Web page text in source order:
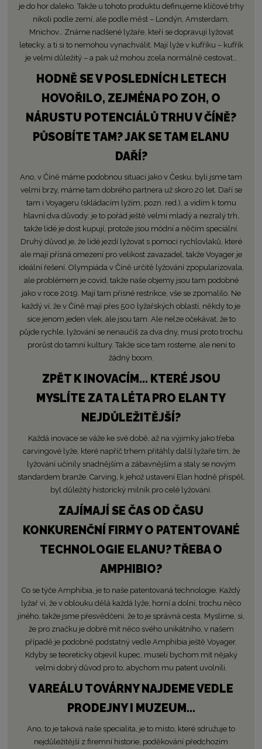
je do hor daleko. Takže u tohoto produktu definujeme klíčové trhy
nikoli podle zemí, ale podle měst – Londýn, Amsterdam,
Mnichov… Známe nadšené lyžaře, kteří se dopravují lyžovat
letecky, a ti si to nemohou vynachválit. Mají lyže v kufříku – kufřík
je velmi důležitý – a pak už mohou zcela normálně cestovat…
HODNĚ SE V POSLEDNÍCH LETECH
HOVOŘILO, ZEJMÉNA PO ZOH, O
NÁRUSTU POTENCIÁLŮ TRHU V ČÍNĚ?
PŮSOBÍTE TAM? JAK SE TAM ELANU
DAŘÍ?
Ano, v Číně máme podobnou situaci jako v Česku, byli jsme tam
velmi brzy, máme tam dobrého partnera už skoro 20 let. Daří se
tam i Voyageru (skládacím lyžím, pozn. red.), a vidím k tomu
hlavní dva důvody: je to pořád ještě velmi mladý a nezralý trh,
takže lidé je dost kupují, protože jsou módní a něčím speciální.
Druhý důvod je, že lidé jezdí lyžovat s pomocí rychlovlaků, které
ale mají přísná omezení pro velikost zavazadel, takže Voyager je
ideální řešení. Olympiáda v Číně určitě lyžování zpopularizovala,
ale problémem je covid, takže naše objemy jsou tam podobné
jako v roce 2019. Mají tam přísné restrikce, vše se zpomalilo. Ne
každý ví, že v Číně mají přes 500 lyžařských oblastí, někdy to je
sice jenom jeden vlek, ale jsou tam. Ale nelze očekávat, že to
půjde rychle, lyžování se nenaučíš za dva dny, musí proto trochu
prorůst do tamní kultury. Takže sice tam rosteme, ale není to
žádný boom.
ZPĚT K INOVACÍM… KTERÉ JSOU
MYSLÍTE ZA TA LÉTA PRO ELAN TY
NEJDŮLEŽITĚJŠÍ?
Každá inovace se váže ke své době, až na výjimky jako třeba
carvingové lyže, které napříč trhem přitáhly další lyžaře tím, že
lyžování učinily snadnějším a zábavnějším a staly se novým
standardem branže. Carving, k jehož ustavení Elan hodně přispěl,
byl důležitý historický milník pro celé lyžování.
ZAJÍMAJÍ SE ČAS OD ČASU
KONKURENČNÍ FIRMY O PATENTOVANÉ
TECHNOLOGIE ELANU? TŘEBA O
AMPHIBIO?
Co se týče Amphibia, je to naše patentovaná technologie. Každý
lyžař ví, že v oblouku dělá každá lyže, horní a dolní, trochu něco
jiného, takže jsme přesvědčeni, že to je správná cesta. Myslíme, si,
že pro značku je dobré mít něco svého unikátního, v našem
případě je podobně podstatný vedle Amphibia ještě Voyager.
Kdyby se teoreticky objevil kupec, museli bychom mít nějaký
velmi dobrý důvod pro to, abychom mu patent uvolnili.
V AREÁLU TOVÁRNY NAJDEME VEDLE
PRODEJNY I MUZEUM…
Ano, to je taková naše specialita, je to místo, které sdružuje to
nejdůležitější z firemní historie, poděkování předchozím